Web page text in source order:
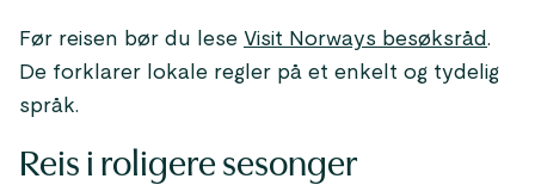
Før reisen bør du lese Visit Norways besøksråd.
De forklarer lokale regler på et enkelt og tydelig
språk.
Reis i roligere sesonger